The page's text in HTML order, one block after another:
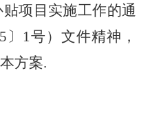
项目实施工作的通
〕 1号）文件精神 ，
本方案.